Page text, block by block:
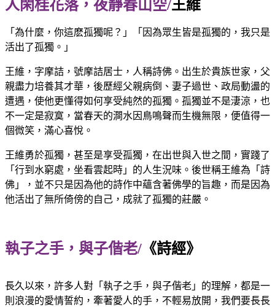
人閑桂花落，夜靜春山空/王維
「為什麼，你這麽孤獨呢？」「因為眾生皆是孤獨的，我只是
活出了孤獨。」
王維，字摩詰，號摩詰居士，人稱詩佛。出生於貴族世家，父
親盡力培養其才華，後歷經父親病倒、妻子過世、政局動盪的
遭遇，使他更懂得如何享受純然的孤獨。孤獨並不是淒涼，也
不一定是寂寞，當春天的澗水因鳥鳴聲而生機無限，便值得一
個微笑，滿心喜悅。
王維勇於孤獨，甚至是享受孤獨，在出世與入世之間，實踐了
「行到水窮處，坐看雲起時」的人生況味。後世稱王維為「詩
佛」，並不只是因為他的詩作中蘊含著佛學的旨趣，而是因為
他活出了無所倚傍的自己，成就了孤獨的莊嚴。
執子之手，與子偕老/ 《詩經》
長久以來，許多人對「執子之手，與子偕老」的理解，都是一
則浪漫的愛情誓約，牽著愛人的手，不輕易放開，我們要長長